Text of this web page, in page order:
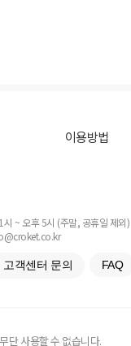
이용방법
시 ~ 오후 5시 (주말, 공휴일 제외)
고객센터 문의 FAQ
단 사용할 수 없습니다.